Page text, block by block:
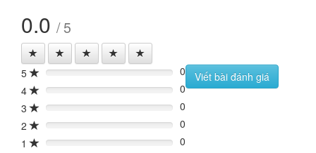
0.0 / 5
5 0%
0
4
0%
0
3
0%
0
2
0%
0
1
0% 0
Viết bài đánh giá